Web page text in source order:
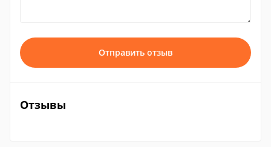
Отправить отзыв
Отзывы